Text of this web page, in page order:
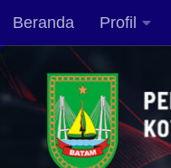
Skip to content
Beranda Profil